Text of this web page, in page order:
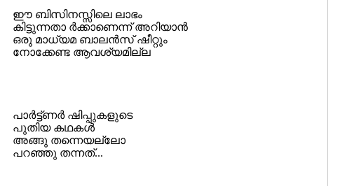
ഈ ബിസിനസ്സിലെ ലാഭം
കിട്ടുന്നതാ ര്‍ക്കാണെന്ന്‍ അറിയാന്‍
ഒരു മാധ്യമ ബാലന്‍സ് ഷീറ്റും
നോക്കേണ്ട ആവശ്യമില്ല
പാര്‍ട്ട്ണര്‍ ഷിപ്പുകളുടെ
പുതിയ കഥകള്‍
അങ്ങു തന്നെയല്ലോ
പറഞ്ഞു തന്നത്...